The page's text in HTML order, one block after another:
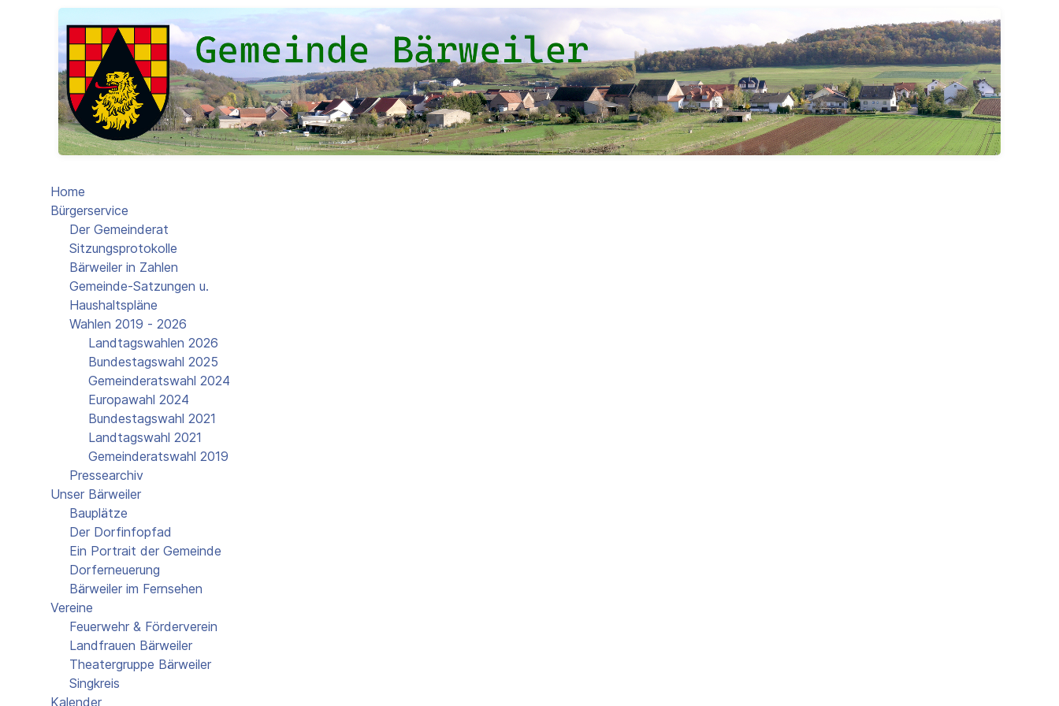
Home
Bürgerservice
Der Gemeinderat
Sitzungsprotokolle
Bärweiler in Zahlen
Gemeinde-Satzungen u.
Haushaltspläne
Wahlen 2019 - 2026
Landtagswahlen 2026
Bundestagswahl 2025
Gemeinderatswahl 2024
Europawahl 2024
Bundestagswahl 2021
Landtagswahl 2021
Gemeinderatswahl 2019
Pressearchiv
Unser Bärweiler
Bauplätze
Der Dorfinfopfad
Ein Portrait der Gemeinde
Dorferneuerung
Bärweiler im Fernsehen
Vereine
Feuerwehr & Förderverein
Landfrauen Bärweiler
Theatergruppe Bärweiler
Singkreis
Kalender